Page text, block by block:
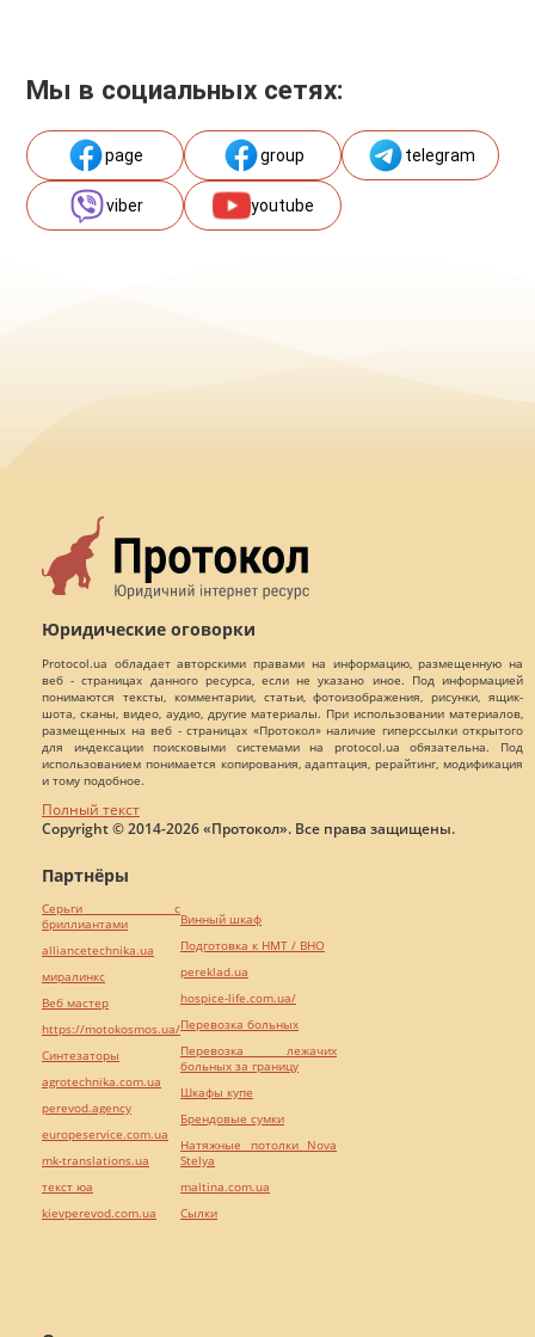
Мы в социальных сетях:
page group telegram
viber youtube
Юридические оговорки
Protocol.ua обладает авторскими правами на информацию, размещенную на
веб - страницах данного ресурса, если не указано иное. Под информацией
понимаются тексты, комментарии, статьи, фотоизображения, рисунки, ящик-
шота, сканы, видео, аудио, другие материалы. При использовании материалов,
размещенных на веб - страницах «Протокол» наличие гиперссылки открытого
для индексации поисковыми системами на protocol.ua обязательна. Под
использованием понимается копирования, адаптация, рерайтинг, модификация
и тому подобное.
Полный текст
Copyright © 2014-2026 «Протокол». Все права защищены.
Партнёры
Серьги с
бриллиантами
alliancetechnika.ua
миралинкс
Веб мастер
https://motokosmos.ua/
Синтезаторы
agrotechnika.com.ua
perevod.agency
europeservice.com.ua
mk-translations.ua
текст юа
kievperevod.com.ua
Винный шкаф
Подготовка к НМТ / ВНО
pereklad.ua
hospice-life.com.ua/
Перевозка больных
Перевозка лежачих
больных за границу
Шкафы купе
Брендовые сумки
Натяжные потолки Nova
Stelya
maltina.com.ua
Cылки